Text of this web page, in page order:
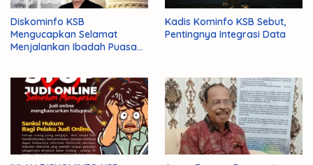
Diskominfo KSB
Mengucapkan Selamat
Menjalankan Ibadah Puasa
Kadis Kominfo KSB Sebut,
Pentingnya Integrasi Data